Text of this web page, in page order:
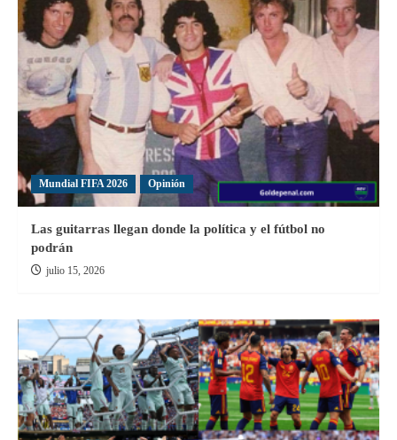
Mundial FIFA 2026 Opinión
Las guitarras llegan donde la política y el fútbol no
podrán
julio 15, 2026